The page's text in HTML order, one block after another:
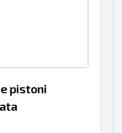
pistoni